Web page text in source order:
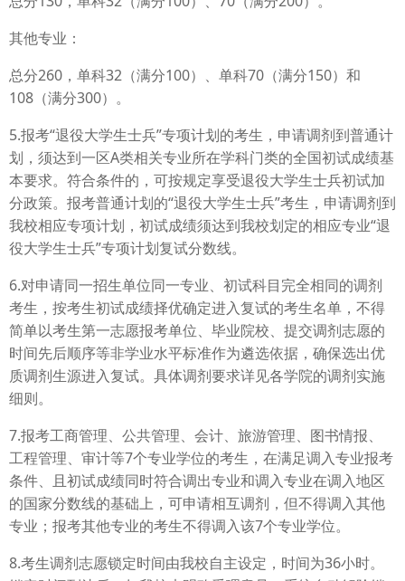
其他专业：
总分260，单科32（满分100）、单科70（满分150）和
108（满分300）。
5.报考“退役大学生士兵”专项计划的考生，申请调剂到普通计
划，须达到一区A类相关专业所在学科门类的全国初试成绩基
本要求。符合条件的，可按规定享受退役大学生士兵初试加
分政策。报考普通计划的“退役大学生士兵”考生，申请调剂到
我校相应专项计划，初试成绩须达到我校划定的相应专业“退
役大学生士兵”专项计划复试分数线。
6.对申请同一招生单位同一专业、初试科目完全相同的调剂
考生，按考生初试成绩择优确定进入复试的考生名单，不得
简单以考生第一志愿报考单位、毕业院校、提交调剂志愿的
时间先后顺序等非学业水平标准作为遴选依据，确保选出优
质调剂生源进入复试。具体调剂要求详见各学院的调剂实施
细则。
7.报考工商管理、公共管理、会计、旅游管理、图书情报、
工程管理、审计等7个专业学位的考生，在满足调入专业报考
条件、且初试成绩同时符合调出专业和调入专业在调入地区
的国家分数线的基础上，可申请相互调剂，但不得调入其他
专业；报考其他专业的考生不得调入该7个专业学位。
8.考生调剂志愿锁定时间由我校自主设定，时间为36小时。